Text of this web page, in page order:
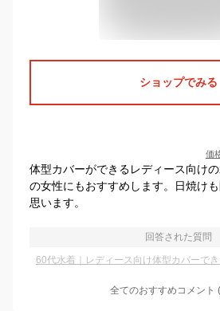
ショップでみる
価
体型カバーができるレディース向け
の女性にもおすすめします。日焼け
思います。
回答された質問
60代水着｜レディース向け体型カバーで
全てのおすすめコメント (